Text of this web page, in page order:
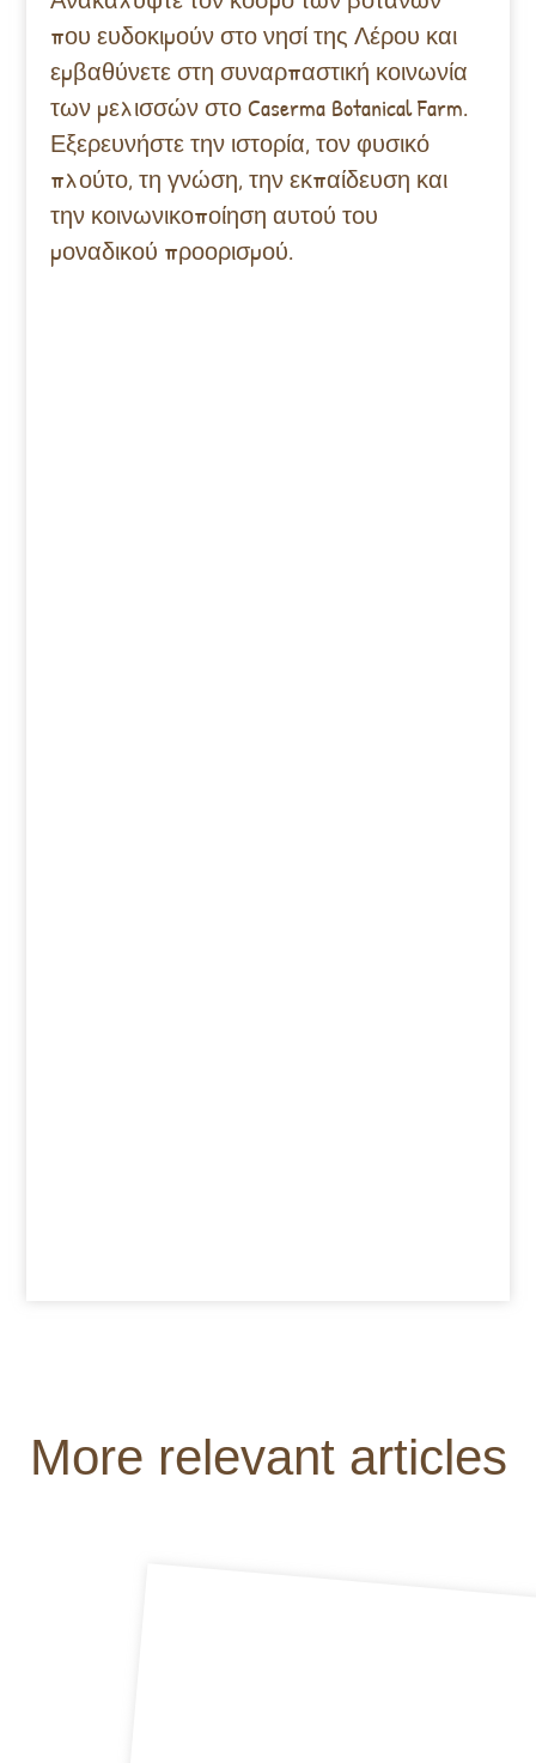
που ευδοκιμούν στο νησί της Λέρου και
εμβαθύνετε στη συναρπαστική κοινωνία
των μελισσών στο Caserma Botanical Farm.
Εξερευνήστε την ιστορία, τον φυσικό
πλούτο, τη γνώση, την εκπαίδευση και
την κοινωνικοποίηση αυτού του
μοναδικού προορισμού.
More relevant articles